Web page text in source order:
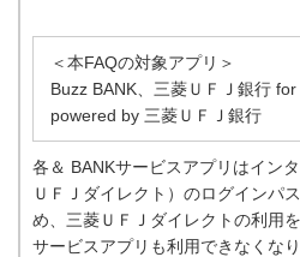
＜本FAQの対象アプリ＞
Buzz BANK、三菱ＵＦＪ銀行
powered by 三菱ＵＦＪ銀行
各＆ BANKサービスアプリはイン
ＵＦＪダイレクト）のログインパ
め、三菱ＵＦＪダイレクトの利用
サービスアプリも利用できなくなり